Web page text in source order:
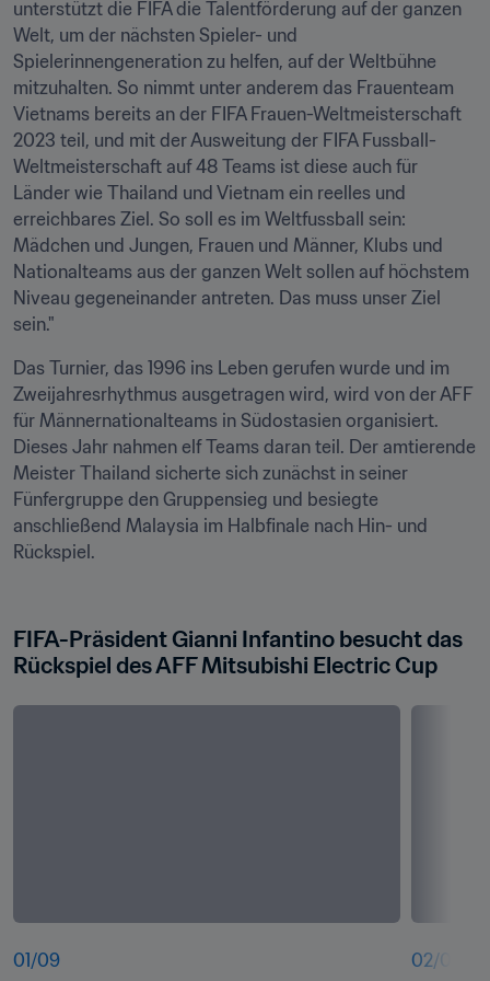
unterstützt die FIFA die Talentförderung auf der ganzen
Welt, um der nächsten Spieler- und
Spielerinnengeneration zu helfen, auf der Weltbühne
mitzuhalten. So nimmt unter anderem das Frauenteam
Vietnams bereits an der FIFA Frauen-Weltmeisterschaft
2023 teil, und mit der Ausweitung der FIFA Fussball-
Weltmeisterschaft auf 48 Teams ist diese auch für
Länder wie Thailand und Vietnam ein reelles und
erreichbares Ziel. So soll es im Weltfussball sein:
Mädchen und Jungen, Frauen und Männer, Klubs und
Nationalteams aus der ganzen Welt sollen auf höchstem
Niveau gegeneinander antreten. Das muss unser Ziel
sein."
Das Turnier, das 1996 ins Leben gerufen wurde und im
Zweijahresrhythmus ausgetragen wird, wird von der AFF
für Männernationalteams in Südostasien organisiert.
Dieses Jahr nahmen elf Teams daran teil. Der amtierende
Meister Thailand sicherte sich zunächst in seiner
Fünfergruppe den Gruppensieg und besiegte
anschließend Malaysia im Halbfinale nach Hin- und
Rückspiel.
FIFA-Präsident Gianni Infantino besucht das
Rückspiel des AFF Mitsubishi Electric Cup
01 /09 02/09